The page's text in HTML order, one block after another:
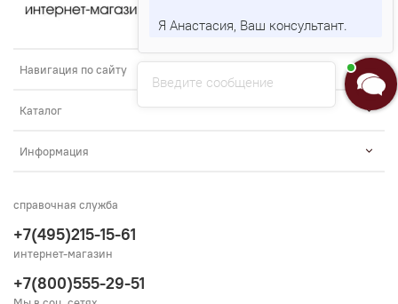
Навигация по сайту
Каталог
Информация
справочная служба
+7(495)215-15-61
интернет-магазин
+7(800)555-29-51
Введите сообщение
Я Анастасия, Ваш консультант.